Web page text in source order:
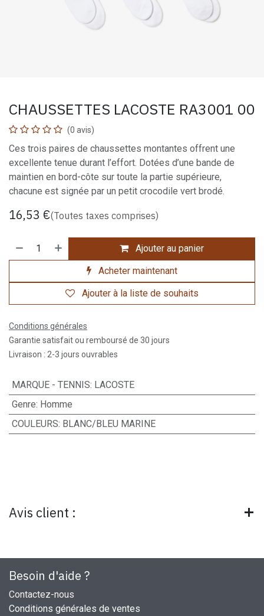
CHAUSSETTES LACOSTE RA3001 00
(0 avis)
Ces trois paires de chaussettes montantes offrent une
excellente tenue durant l’effort. Dotées d’une bande de
maintien en bord-côte sur toute la partie supérieure,
chacune est signée par un petit crocodile vert brodé.
16,53 €(Toutes taxes comprises)
Ajouter au panier
Acheter maintenant
Ajouter à la liste de souhaits
Conditions générales
Garantie satisfait ou remboursé de 30 jours
Livraison : 2-3 jours ouvrables
MARQUE - TENNIS: LACOSTE
Genre: Homme
COULEURS: BLANC/BLEU MARINE
Avis client :
Besoin d'aide ?
Contactez-nous
Conditions générales de ventes